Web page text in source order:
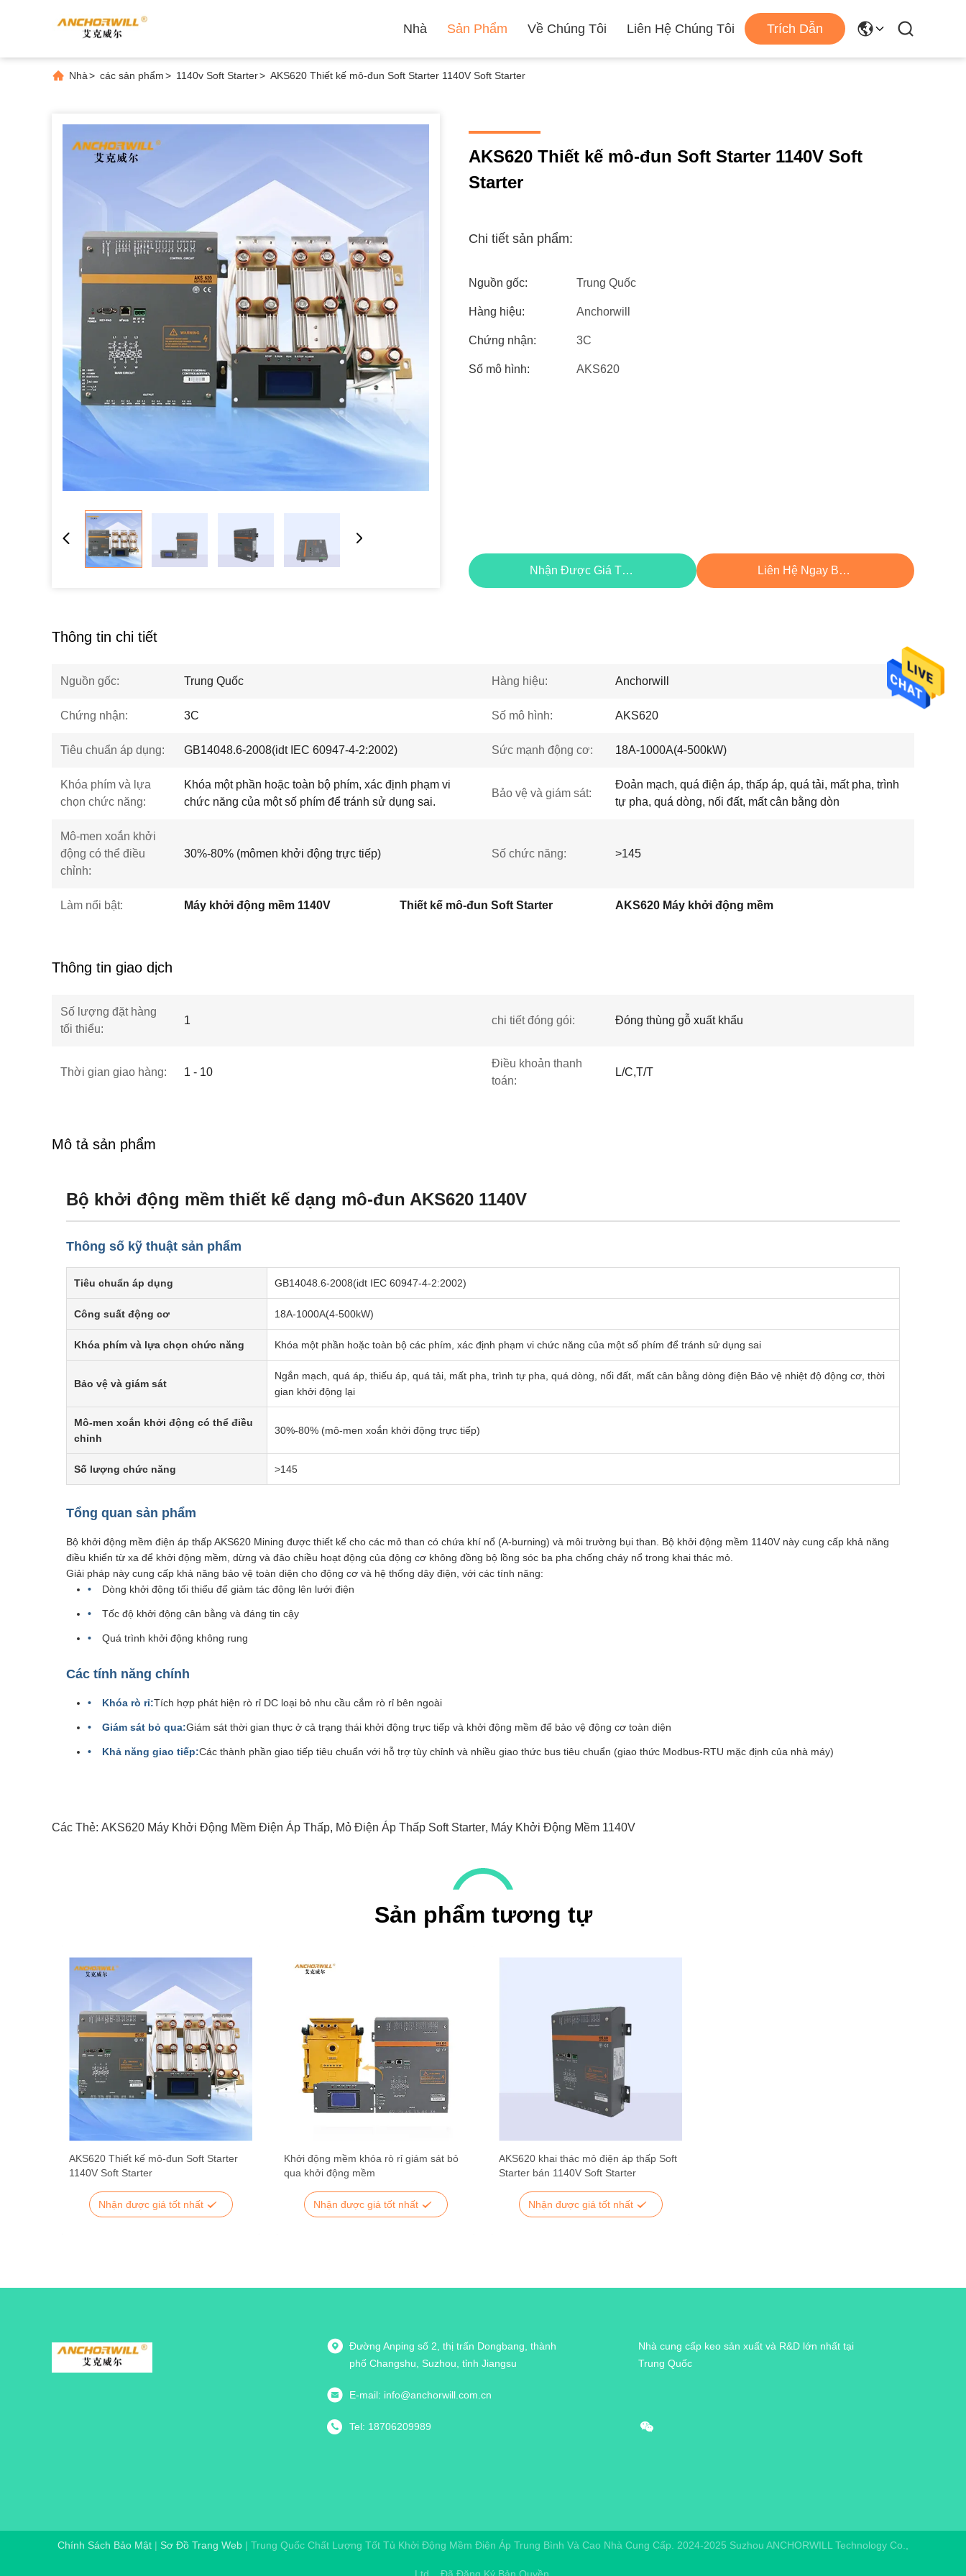
Nhà Sản Phẩm Về Chúng Tôi Liên Hệ Chúng Tôi Trích Dẫn
Nhà> các sản phẩm> 1140v Soft Starter> AKS620 Thiết kế mô-đun Soft Starter 1140V Soft Starter
AKS620 Thiết kế mô-đun Soft Starter 1140V Soft
Starter
Chi tiết sản phẩm:
Nguồn gốc: Trung Quốc
Hàng hiệu: Anchorwill
Chứng nhận: 3C
Số mô hình: AKS620
Nhận Được Giá Tốt Nhất Liên Hệ Ngay Bây Giờ
Thông tin chi tiết
Nguồn gốc: Trung Quốc Hàng hiệu: Anchorwill
Chứng nhận: 3C Số mô hình: AKS620
Tiêu chuẩn áp dụng: GB14048.6-2008(idt IEC 60947-4-2:2002) Sức mạnh động cơ: 18A-1000A(4-500kW)
Khóa phím và lựa
chọn chức năng:
Khóa một phần hoặc toàn bộ phím, xác định phạm vi
chức năng của một số phím để tránh sử dụng sai.
Bảo vệ và giám sát:
Đoản mạch, quá điện áp, thấp áp, quá tải, mất pha, trình
tự pha, quá dòng, nối đất, mất cân bằng dòn
Mô-men xoắn khởi
động có thể điều
chỉnh:
30%-80% (mômen khởi động trực tiếp) Số chức năng: >145
Làm nổi bật: Máy khởi động mềm 1140V Thiết kế mô-đun Soft Starter AKS620 Máy khởi động mềm
Thông tin giao dịch
Số lượng đặt hàng
tối thiểu:
1 chi tiết đóng gói: Đóng thùng gỗ xuất khẩu
Thời gian giao hàng: 1 - 10
Điều khoản thanh
toán:
L/C,T/T
Mô tả sản phẩm
Bộ khởi động mềm thiết kế dạng mô-đun AKS620 1140V
Thông số kỹ thuật sản phẩm
Tiêu chuẩn áp dụng GB14048.6-2008(idt IEC 60947-4-2:2002)
Công suất động cơ 18A-1000A(4-500kW)
Khóa phím và lựa chọn chức năng Khóa một phần hoặc toàn bộ các phím, xác định phạm vi chức năng của một số phím để tránh sử dụng sai
Bảo vệ và giám sát
Ngắn mạch, quá áp, thiếu áp, quá tải, mất pha, trình tự pha, quá dòng, nối đất, mất cân bằng dòng điện Bảo vệ nhiệt độ động cơ, thời
gian khởi động lại
Mô-men xoắn khởi động có thể điều
chỉnh
30%-80% (mô-men xoắn khởi động trực tiếp)
Số lượng chức năng >145
Tổng quan sản phẩm
Bộ khởi động mềm điện áp thấp AKS620 Mining được thiết kế cho các mỏ than có chứa khí nổ (A-burning) và môi trường bụi than. Bộ khởi động mềm 1140V này cung cấp khả năng
điều khiển từ xa để khởi động mềm, dừng và đảo chiều hoạt động của động cơ không đồng bộ lồng sóc ba pha chống cháy nổ trong khai thác mỏ.
Giải pháp này cung cấp khả năng bảo vệ toàn diện cho động cơ và hệ thống dây điện, với các tính năng:
Dòng khởi động tối thiểu để giảm tác động lên lưới điện
Tốc độ khởi động cân bằng và đáng tin cậy
Quá trình khởi động không rung
Các tính năng chính
Khóa rò rỉ:Tích hợp phát hiện rò rỉ DC loại bỏ nhu cầu cắm rò rỉ bên ngoài
Giám sát bỏ qua:Giám sát thời gian thực ở cả trạng thái khởi động trực tiếp và khởi động mềm để bảo vệ động cơ toàn diện
Khả năng giao tiếp:Các thành phần giao tiếp tiêu chuẩn với hỗ trợ tùy chỉnh và nhiều giao thức bus tiêu chuẩn (giao thức Modbus-RTU mặc định của nhà máy)
Các Thẻ: AKS620 Máy Khởi Động Mềm Điện Áp Thấp, Mỏ Điện Áp Thấp Soft Starter, Máy Khởi Động Mềm 1140V
Sản phẩm tương tự
AKS620 Thiết kế mô-đun Soft Starter
1140V Soft Starter
Nhận được giá tốt nhất
Khởi động mềm khóa rò rỉ giám sát bỏ
qua khởi động mềm
Nhận được giá tốt nhất
AKS620 khai thác mỏ điện áp thấp Soft
Starter bán 1140V Soft Starter
Nhận được giá tốt nhất
Đường Anping số 2, thị trấn Dongbang, thành
phố Changshu, Suzhou, tỉnh Jiangsu
E-mail: info@anchorwill.com.cn
Tel: 18706209989
Nhà cung cấp keo sản xuất và R&D lớn nhất tại
Trung Quốc
Chính Sách Bảo Mật | Sơ Đồ Trang Web | Trung Quốc Chất Lượng Tốt Tủ Khởi Động Mềm Điện Áp Trung Bình Và Cao Nhà Cung Cấp. 2024-2025 Suzhou ANCHORWILL Technology Co.,